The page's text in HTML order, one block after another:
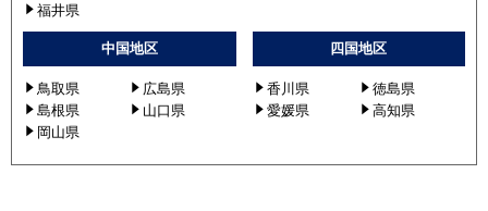
福井県
中国地区
鳥取県
広島県
島根県
山口県
岡山県
四国地区
香川県
徳島県
愛媛県
高知県